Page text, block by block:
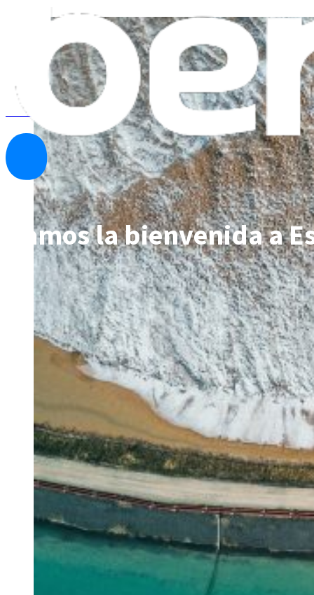
Ver todas las noticias
Damos la bienvenida a